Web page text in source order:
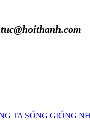
TA SỐNG GIỐNG